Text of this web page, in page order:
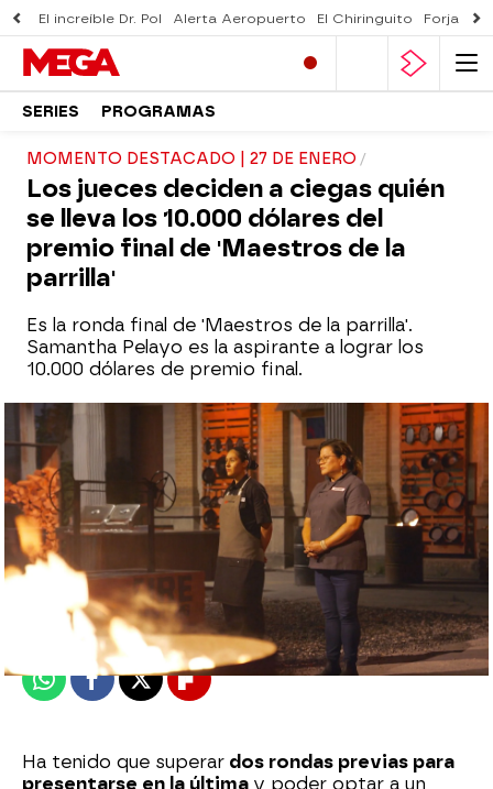
El increíble Dr. Pol Alerta Aeropuerto El Chiringuito Forjado
SERIES PROGRAMAS
MOMENTO DESTACADO | 27 DE ENERO
Los jueces deciden a ciegas quién
se lleva los 10.000 dólares del
premio final de 'Maestros de la
parrilla'
Es la ronda final de 'Maestros de la parrilla'.
Samantha Pelayo es la aspirante a lograr los
10.000 dólares de premio final.
mega
Publicado:27 de enero de 2023, 22:04
WhatsappFacebook
X Flipboard
Ha tenido que superar dos rondas previas para
presentarse en la última y poder optar a un